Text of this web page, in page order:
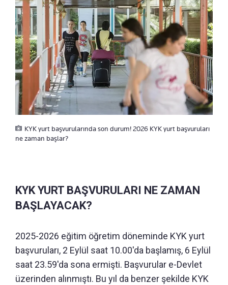
KYK yurt başvurularında son durum! 2026 KYK yurt başvuruları
ne zaman başlar?
KYK YURT BAŞVURULARI NE ZAMAN
BAŞLAYACAK?
2025-2026 eğitim öğretim döneminde KYK yurt
başvuruları, 2 Eylül saat 10.00'da başlamış, 6 Eylül
saat 23.59'da sona ermişti. Başvurular e-Devlet
üzerinden alınmıştı. Bu yıl da benzer şekilde KYK